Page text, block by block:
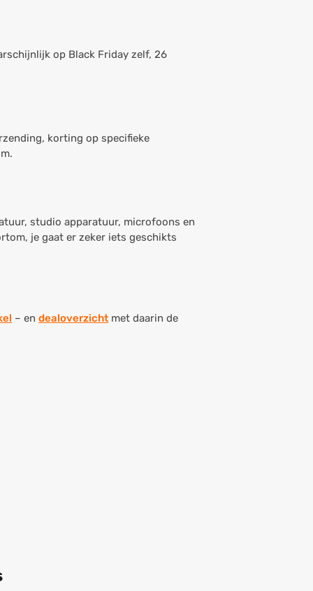
op Black Friday zelf, 26
korting op specifieke
studio apparatuur, microfoons en
je gaat er zeker iets geschikts
– en dealoverzicht met daarin de